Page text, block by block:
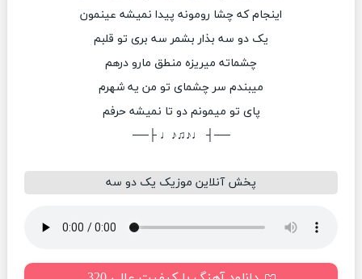
اینجام که چشا رومونه پیدا نمیشه عینمون
یک دو سه بذار بشمر سه بری تو قلبم
چشماته میریزه منطق مارو درهم
میبندم سر چشمای تو من یه شهرم
پای تو میمونم دو تا نمیشه حرفم
──┤ ♩♪♫♪♩ ├──
پخش آنلاین موزیک یک دو سه